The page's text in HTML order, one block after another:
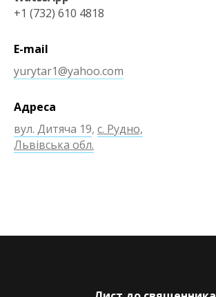
+1 (732) 610 4818
E-mail
yurytar1@yahoo.com
Адреса
вул. Дитяча 19, с. Рудно,
Львівська обл.